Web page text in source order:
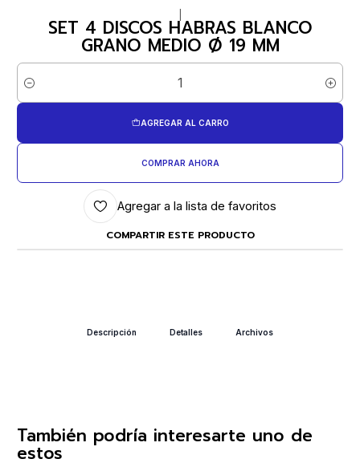
SET 4 DISCOS HABRAS BLANCO
GRANO MEDIO Ø 19 MM
Cantidad
AGREGAR AL CARRO
COMPRAR AHORA
Agregar a la lista de favoritos
COMPARTIR ESTE PRODUCTO
Descripción Detalles Archivos
También podría interesarte uno de
estos